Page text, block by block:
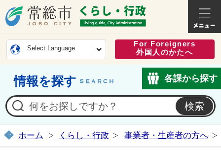
常総市公式ホームページ
くらし
Select Language
For Foreigners
外国人のかたへ
情報を探す 各課から探す
ホーム くらし・行政 事業者・生産者の方へ